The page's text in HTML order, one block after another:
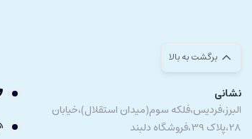
برگشت به بالا
نشانی
البرز،فردیس،فلکه سوم(میدان استقلال)،خیابان
28،پلاک 39،فروشگاه دلبند